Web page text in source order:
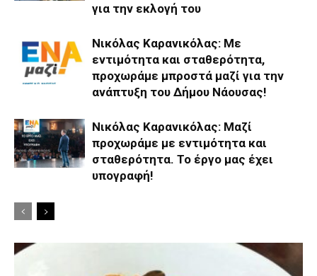
για την εκλογή του
Νικόλας Καρανικόλας: Με
εντιμότητα και σταθερότητα,
προχωράμε μπροστά μαζί για την
ανάπτυξη του Δήμου Νάουσας!
Νικόλας Καρανικόλας: Μαζί
προχωράμε με εντιμότητα και
σταθερότητα. Το έργο μας έχει
υπογραφή!